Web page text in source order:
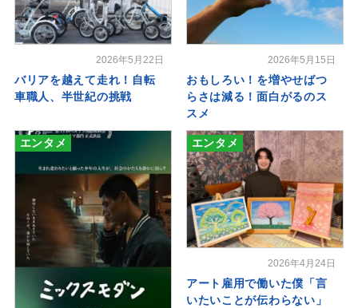
2026年5月22日
バリアを越えて走れ！自転
車職人、半世紀の挑戦
2026年5月15日
おもしろい！を増やせばつ
らさは減る！面白がるのス
スメ
エンタメ エンタメ
2026年4月24日
アート雇用で働いた僕「言
いたいことが伝わらない」